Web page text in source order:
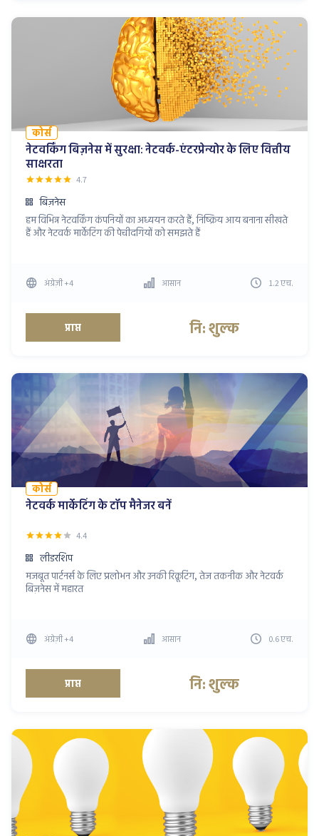
कोर्स
नेटवर्किंग बिज़नेस में सुरक्षा: नेटवर्क-एंटरप्रेन्योर के लिए वित्तीय
साक्षरता
4.7
बिज़नेस
हम विभिन्न नेटवर्किंग कंपनियों का अध्ययन करते हैं, निष्क्रिय आय बनाना सीखते
हैं और नेटवर्क मार्केटिंग की पेचीदगियों को समझते हैं
अंग्रेज़ी+4 आसान 1.2एच.
प्राप्त नि: शुल्क
कोर्स
नेटवर्क मार्केटिंग के टॉप मैनेजर बनें
4.4
लीडरशिप
मजबूत पार्टनर्स के लिए प्रलोभन और उनकी रिक्रूटिंग, तेज तकनीक और नेटवर्क
बिज़नेस में महारत
अंग्रेज़ी+4 आसान 0.6एच.
प्राप्त नि: शुल्क